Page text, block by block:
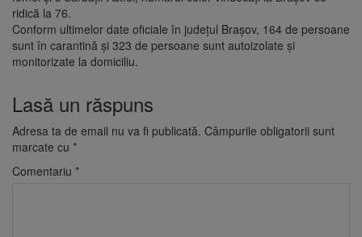
ridică la 76.
Conform ultimelor date oficiale în județul Brașov, 164 de persoane
sunt în carantină și 323 de persoane sunt autoizolate și
monitorizate la domiciliu.
Lasă un răspuns
Adresa ta de email nu va fi publicată. Câmpurile obligatorii sunt
marcate cu *
Comentariu *